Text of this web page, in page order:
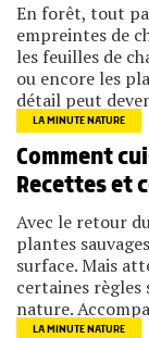
En forêt, tout
empreintes de
les feuilles de
ou encore les
détail peut
LA MINUTE NATURE
Comment
Recettes et
Avec le retour
plantes
surface. Mais
certaines
nature.
LA MINUTE NATURE